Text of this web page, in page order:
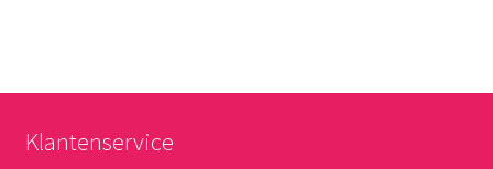
Klantenservice